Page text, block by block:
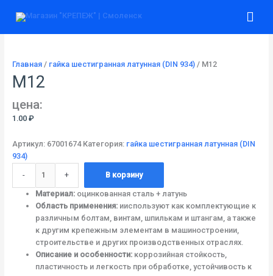
Главная/ гайка шестигранная латунная (DIN 934)/ М12
М12
цена:
1.00 ₽
Артикул: 67001674 Категория: гайка шестигранная латунная (DIN
934)
-
товара
+ В корзину
Материал:оцинкованная сталь + латунь
Область применения:ииспользуют как комплектующие к
различным болтам, винтам, шпилькам и штангам, а также
к другим крепежным элементам в машиностроении,
строительстве и других производственных отраслях.
Описание и особенности:коррозийная стойкость,
пластичность и легкость при обработке, устойчивость к